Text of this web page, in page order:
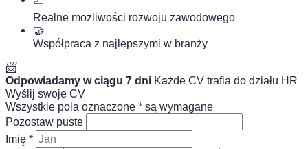
Realne możliwości rozwoju zawodowego
🤝
Współpraca z najlepszymi w branży
📨
Odpowiadamy w ciągu 7 dni Każde CV trafia do działu HR
Wyślij swoje CV
Wszystkie pola oznaczone * są wymagane
Pozostaw puste
Imię *